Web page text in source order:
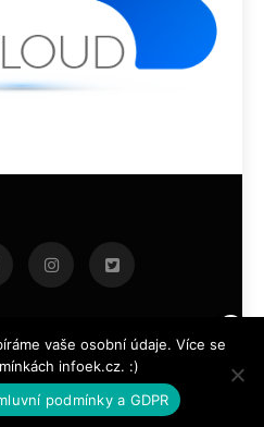
By BlazeThemes .
vaše osobní údaje. Více se
infoek.cz. :)
podmínky a GDPR